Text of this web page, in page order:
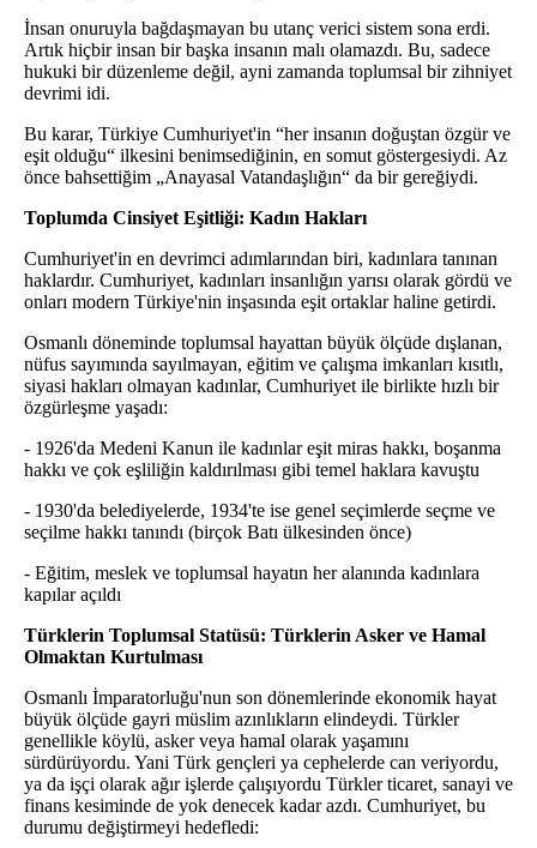
İnsan onuruyla bağdaşmayan bu utanç verici sistem sona erdi.
Artık hiçbir insan bir başka insanın malı olamazdı. Bu, sadece
hukuki bir düzenleme değil, ayni zamanda toplumsal bir zihniyet
devrimi idi.
Bu karar, Türkiye Cumhuriyet'in “her insanın doğuştan özgür ve
eşit olduğu“ ilkesini benimsediğinin, en somut göstergesiydi. Az
önce bahsettiğim „Anayasal Vatandaşlığın“ da bir gereğiydi.
Toplumda Cinsiyet Eşitliği: Kadın Hakları
Cumhuriyet'in en devrimci adımlarından biri, kadınlara tanınan
haklardır. Cumhuriyet, kadınları insanlığın yarısı olarak gördü ve
onları modern Türkiye'nin inşasında eşit ortaklar haline getirdi.
Osmanlı döneminde toplumsal hayattan büyük ölçüde dışlanan,
nüfus sayımında sayılmayan, eğitim ve çalışma imkanları kısıtlı,
siyasi hakları olmayan kadınlar, Cumhuriyet ile birlikte hızlı bir
özgürleşme yaşadı:
- 1926'da Medeni Kanun ile kadınlar eşit miras hakkı, boşanma
hakkı ve çok eşliliğin kaldırılması gibi temel haklara kavuştu
- 1930'da belediyelerde, 1934'te ise genel seçimlerde seçme ve
seçilme hakkı tanındı (birçok Batı ülkesinden önce)
- Eğitim, meslek ve toplumsal hayatın her alanında kadınlara
kapılar açıldı
Türklerin Toplumsal Statüsü: Türklerin Asker ve Hamal
Olmaktan Kurtulması
Osmanlı İmparatorluğu'nun son dönemlerinde ekonomik hayat
büyük ölçüde gayri müslim azınlıkların elindeydi. Türkler
genellikle köylü, asker veya hamal olarak yaşamını
sürdürüyordu. Yani Türk gençleri ya cephelerde can veriyordu,
ya da işçi olarak ağır işlerde çalışıyordu Türkler ticaret, sanayi ve
finans kesiminde de yok denecek kadar azdı. Cumhuriyet, bu
durumu değiştirmeyi hedefledi: